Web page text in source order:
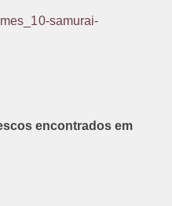
encontrados em